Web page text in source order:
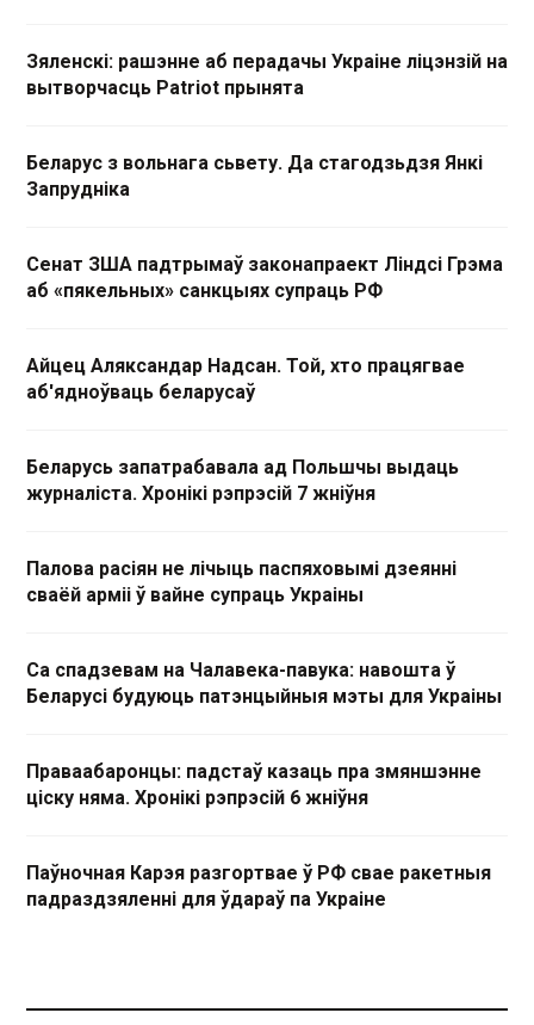
Зяленскі: рашэнне аб перадачы Украіне ліцэнзій на
вытворчасць Patriot прынята
Беларус з вольнага сьвету. Да стагодзьдзя Янкі
Запрудніка
Сенат ЗША падтрымаў законапраект Ліндсі Грэма
аб «пякельных» санкцыях супраць РФ
Айцец Аляксандар Надсан. Той, хто працягвае
аб'ядноўваць беларусаў
Беларусь запатрабавала ад Польшчы выдаць
журналіста. Хронікі рэпрэсій 7 жніўня
Палова расіян не лічыць паспяховымі дзеянні
сваёй арміі ў вайне супраць Украіны
Са спадзевам на Чалавека-павука: навошта ў
Беларусі будуюць патэнцыйныя мэты для Украіны
Праваабаронцы: падстаў казаць пра змяншэнне
ціску няма. Хронікі рэпрэсій 6 жніўня
Паўночная Карэя разгортвае ў РФ свае ракетныя
падраздзяленні для ўдараў па Украіне